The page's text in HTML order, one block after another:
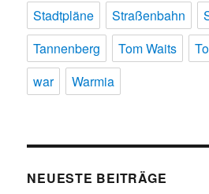
Stadtpläne
Straßenbahn
Tannenberg
Tom Waits
war
Warmia
NEUESTE BEITRÄGE